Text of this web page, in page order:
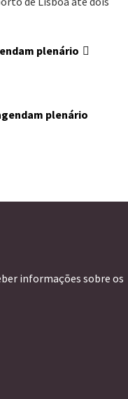
plenário
plenário
informações sobre os